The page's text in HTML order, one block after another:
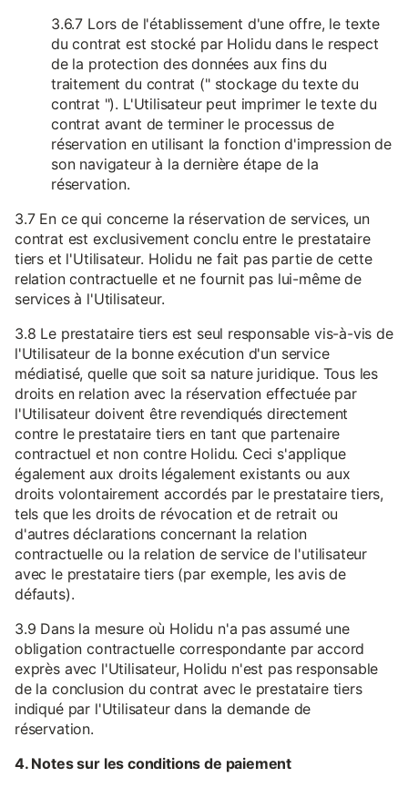
3.6.7 Lors de l'établissement d'une offre, le texte
du contrat est stocké par Holidu dans le respect
de la protection des données aux fins du
traitement du contrat (" stockage du texte du
contrat "). L'Utilisateur peut imprimer le texte du
contrat avant de terminer le processus de
réservation en utilisant la fonction d'impression de
son navigateur à la dernière étape de la
réservation.
3.7 En ce qui concerne la réservation de services, un
contrat est exclusivement conclu entre le prestataire
tiers et l'Utilisateur. Holidu ne fait pas partie de cette
relation contractuelle et ne fournit pas lui-même de
services à l'Utilisateur.
3.8 Le prestataire tiers est seul responsable vis-à-vis de
l'Utilisateur de la bonne exécution d'un service
médiatisé, quelle que soit sa nature juridique. Tous les
droits en relation avec la réservation effectuée par
l'Utilisateur doivent être revendiqués directement
contre le prestataire tiers en tant que partenaire
contractuel et non contre Holidu. Ceci s'applique
également aux droits légalement existants ou aux
droits volontairement accordés par le prestataire tiers,
tels que les droits de révocation et de retrait ou
d'autres déclarations concernant la relation
contractuelle ou la relation de service de l'utilisateur
avec le prestataire tiers (par exemple, les avis de
défauts).
3.9 Dans la mesure où Holidu n'a pas assumé une
obligation contractuelle correspondante par accord
exprès avec l'Utilisateur, Holidu n'est pas responsable
de la conclusion du contrat avec le prestataire tiers
indiqué par l'Utilisateur dans la demande de
réservation.
4. Notes sur les conditions de paiement